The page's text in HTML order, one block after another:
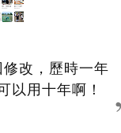
改，歷時一年
以用十年啊！